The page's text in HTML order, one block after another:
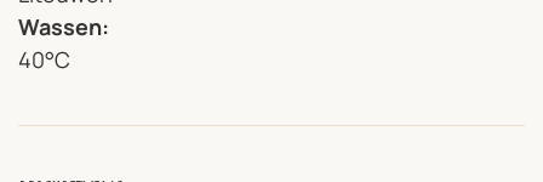
Wassen
40°C